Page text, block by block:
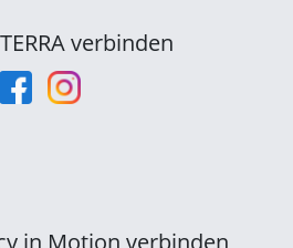
verbinden
in Motion verbinden